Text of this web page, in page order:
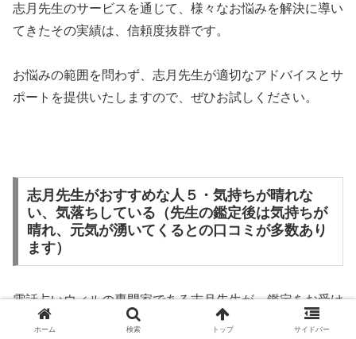
志月先生のサービスを通じて、様々なお悩みを解決に導い
てきたその実績は、信頼度抜群です。
お悩みの範囲を問わず、志月先生が適切なアドバイスとサ
ポートを提供いたしますので、ぜひお試しください。
志月先生がおすすめな人５・気持ちが晴れな
い、気落ちしている（先生の鑑定後は気持ちが
晴れ、元気が湧いてくるとの口コミが多数あり
ます）
電話占いウィルの専門家である志月先生が、鑑定をお受け
になる際におすすめの方や、逆におすすめできない方につ
ホーム 検索 トップ サイドバー